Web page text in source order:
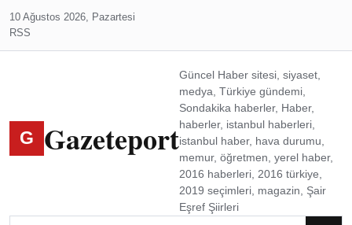
10 Ağustos 2026, Pazartesi
RSS
G Gazeteport
Güncel Haber sitesi, siyaset,
medya, Türkiye gündemi,
Sondakika haberler, Haber,
haberler, istanbul haberleri,
istanbul haber, hava durumu,
memur, öğretmen, yerel haber,
2016 haberleri, 2016 türkiye,
2019 seçimleri, magazin, Şair
Eşref Şiirleri